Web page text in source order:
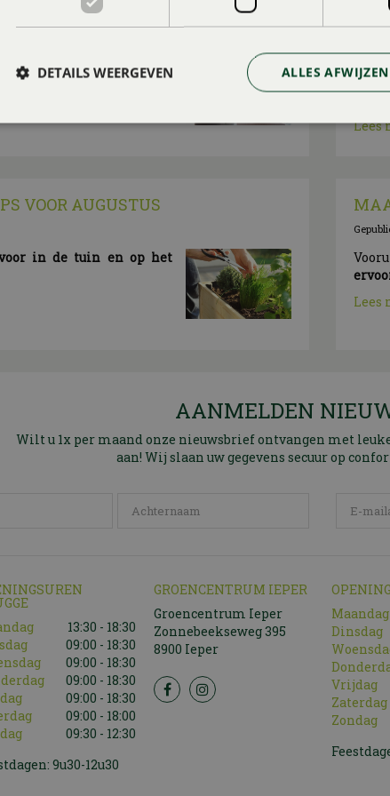
KAMERPLANTEN
mooi als je op vakantie
Ga
tuin
Lees
VOOR AUGUSTUS
in de tuin en op het
Lees
AANMELDEN
Wilt u 1x per maand onze nieuwsbrief ontvangen met
aan! Wij slaan uw gegevens secuur op
13:30 - 18:30
09:00 - 18:30
09:00 - 18:30
09:00 - 18:30
09:00 - 18:30
09:00 - 18:00
09:30 - 12:30
9u30-12u30
GROENCENTRUM IEPER
Groencentrum Ieper
Zonnebeekseweg 395
8900 Ieper
Maandag
Dinsdag
Vrijdag
Zaterdag
Zondag
ALLES AFWIJZEN
DETAILS WEERGEVEN